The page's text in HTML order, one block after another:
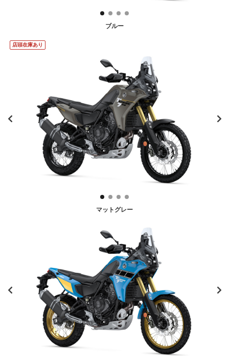
ブルー
店頭在庫あり
マットグレー